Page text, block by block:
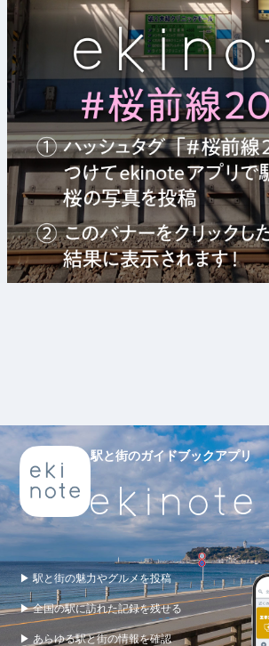
駅と街のガイドブックアプリ
▶ 駅と街の魅力やグルメを投稿
▶ 全国の駅に訪れた記録を残せる
▶ あらゆる駅と街の情報を確認